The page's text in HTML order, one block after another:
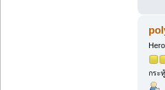
กระ